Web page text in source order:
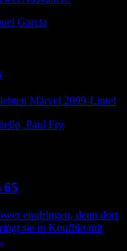
Garcia
Marvel 2099-Linie!
Paul Fry
65
eindringen, denn dort
sie in Konflikt mit